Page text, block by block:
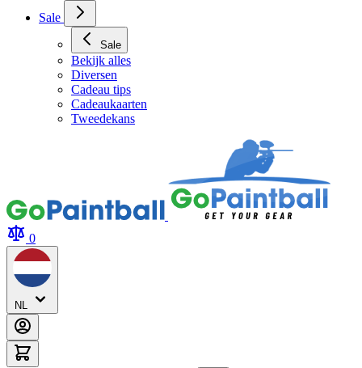
Sale
Sale
Bekijk alles
Diversen
Cadeau tips
Cadeaukaarten
Tweedekans
0
NL